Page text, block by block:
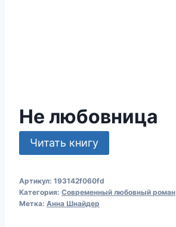
Не любовница
Читать книгу
Артикул: 193142f060fd
Категория: Современный любовный роман
Метка: Анна Шнайдер